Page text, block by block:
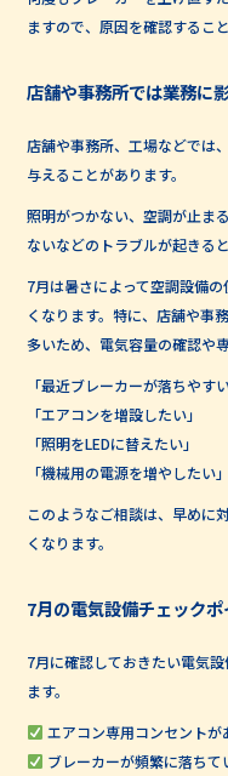
ますので、原因を確認するこ
店舗や事務所では業務に
店舗や事務所、工場などでは
与えることがあります。
照明がつかない、空調が止ま
ないなどのトラブルが起きる
7月は暑さによって空調設備
くなります。特に、店舗や事
多いため、電気容量の確認や
「最近ブレーカーが落ちやすい
「エアコンを増設したい」
「照明をLEDに替えたい」
「機械用の電源を増やしたい」
このようなご相談は、早めに
くなります。
7月の電気設備チェックポ
7月に確認しておきたい電気
ます。
エアコン専用コンセントが
ブレーカーが頻繁に落ちて